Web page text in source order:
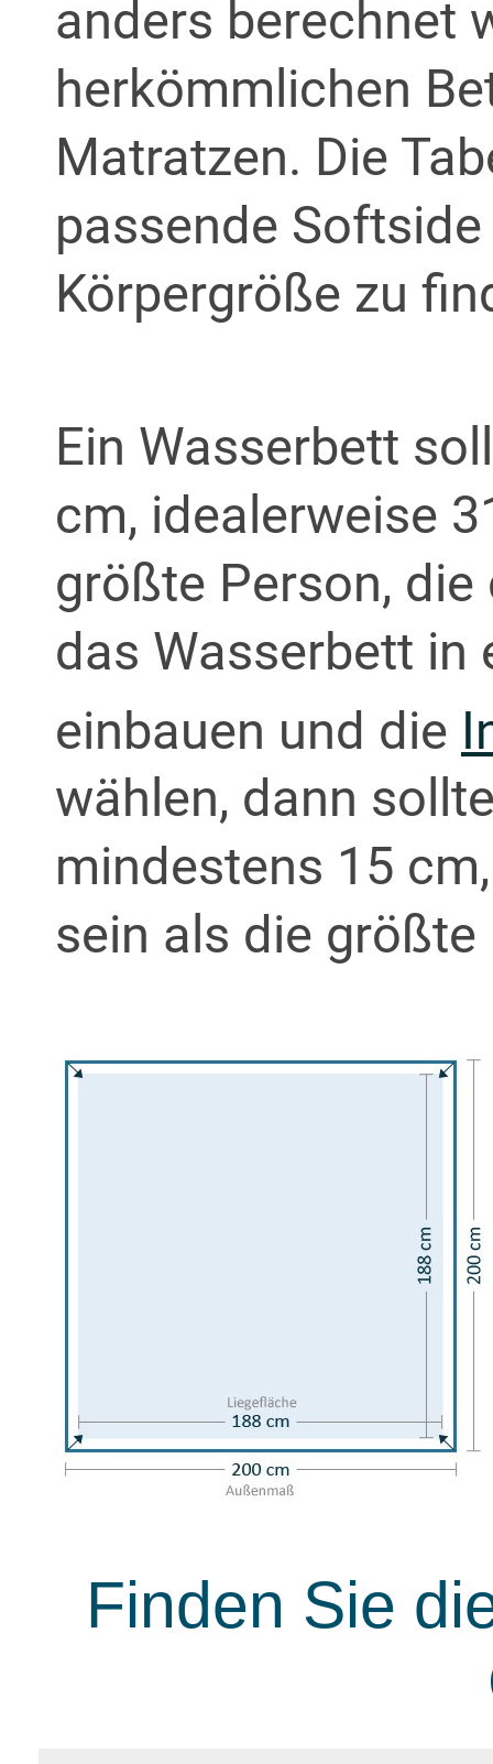
anders berechnet
herkömmlichen
Matratzen. Die
passende
Körpergröße zu
Ein Wasserbett
cm, idealerweise
größte Person,
das Wasserbett in
einbauen und die
wählen, dann
mindestens 15
sein als die größte
Finden Sie